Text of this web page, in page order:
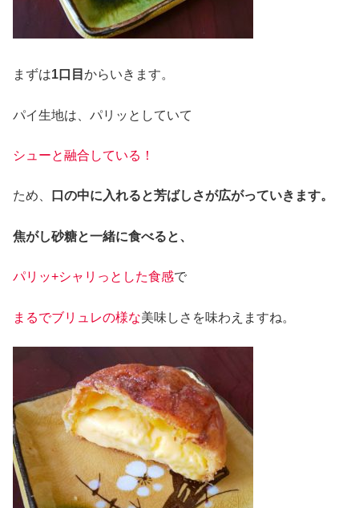
まずは1口目 からいきます。
パイ生地は、パリッとしていて
シューと融合している！
ため、 口の中に入れると芳ばしさが広がっていきます。
焦がし砂糖と一緒に食べると、
パリッ+シャリっとした食感で
まるでブリュレの様な美味しさを味わえますね。